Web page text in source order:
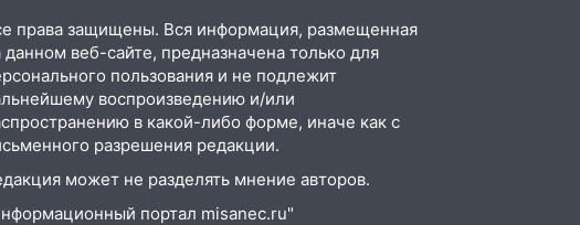
права защищены. Вся информация, размещенная
данном веб-сайте, предназначена только для
пользования и не подлежит
воспроизведению и/или
в какой-либо форме, иначе как с
разрешения редакции.
может не разделять мнение авторов.
портал misanec.ru"